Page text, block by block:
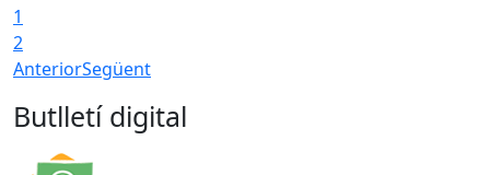
1
2
AnteriorSegüent
Butlletí digital